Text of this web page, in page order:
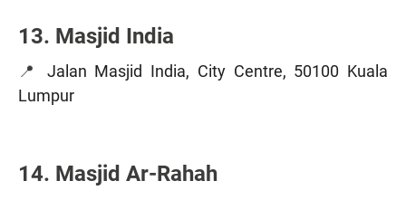
13. Masjid India
📍 Jalan Masjid India, City Centre, 50100 Kuala
Lumpur
14. Masjid Ar-Rahah